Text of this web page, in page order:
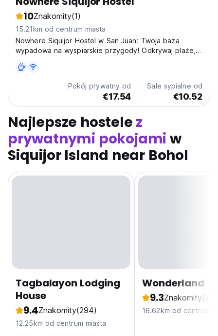
10Znakomity(1)
15.21km od centrum miasta
Nowhere Siquijor Hostel w San Juan: Twoja baza
wypadowa na wyspiarskie przygody! Odkrywaj plaże,
akademiki dla osób podróżujących samotnie. (Auto-
Pokój prywatny od
€17.54
Sale sypialne od
€10.52
Najlepsze hostele z
prywatnymi pokojami w
Siquijor Island near Bohol
Tagbalayon Lodging
House
9.4Znakomity(294)
12.25km od centrum miasta
Wonderland
9.3Znakomity(74)
16.62km od centrum